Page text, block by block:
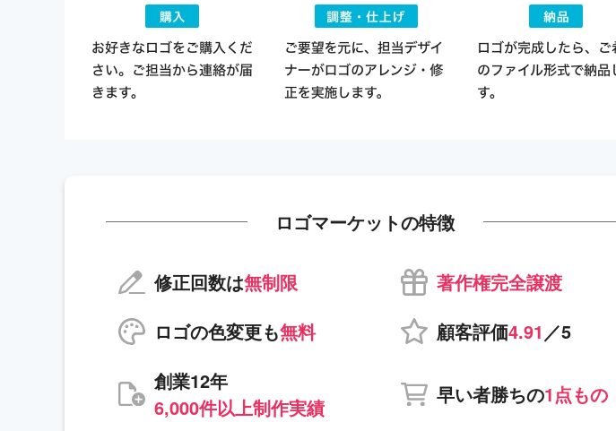
ロゴマーケットの特徴
修正回数は無制限
著作権完全譲渡
ロゴの色変更も無料 顧客評価4.91 ／5
創業12年
6,000件以上制作実績
早い者勝ちの1点もの